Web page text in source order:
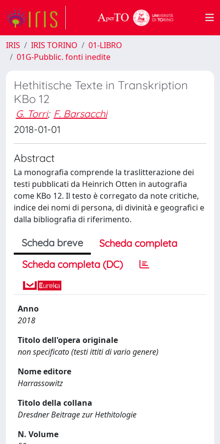
IRIS IRIS TORINO
01-LIBRO
01G-Pubblic. fonti inedite
Hethitische Texte in Transkription
KBo 12
G. Torri; F. Barsacchi
2018-01-01
Abstract
La monografia comprende la traslitterazione dei
testi pubblicati da Heinrich Otten in autografia
come KBo 12. Il testo è corregato da note critiche,
indice dei nomi di persona, di divinità e geografici e
dalla bibliografia di riferimento.
Scheda breve
Scheda completa
Scheda completa (DC)
Anno
2018
Titolo dell'opera originale
non specificato (testi ittiti di vario genere)
Nome editore
Harrassowitz
Titolo della collana
Dresdner Beitrage zur Hethitologie
N. Volume